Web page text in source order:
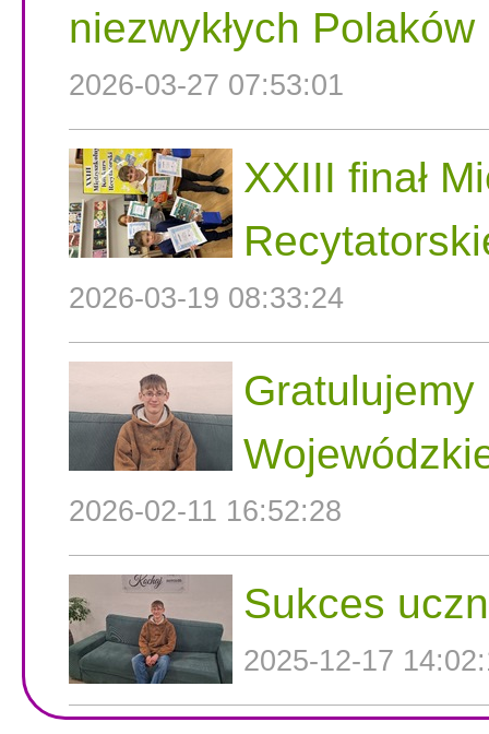
niezwykłych Polaków
2026-03-27 07:53:01
XXIII finał
2026-03-19 08:33:24
Gratulujemy
2026-02-11 16:52:28
Sukces
2025-12-17